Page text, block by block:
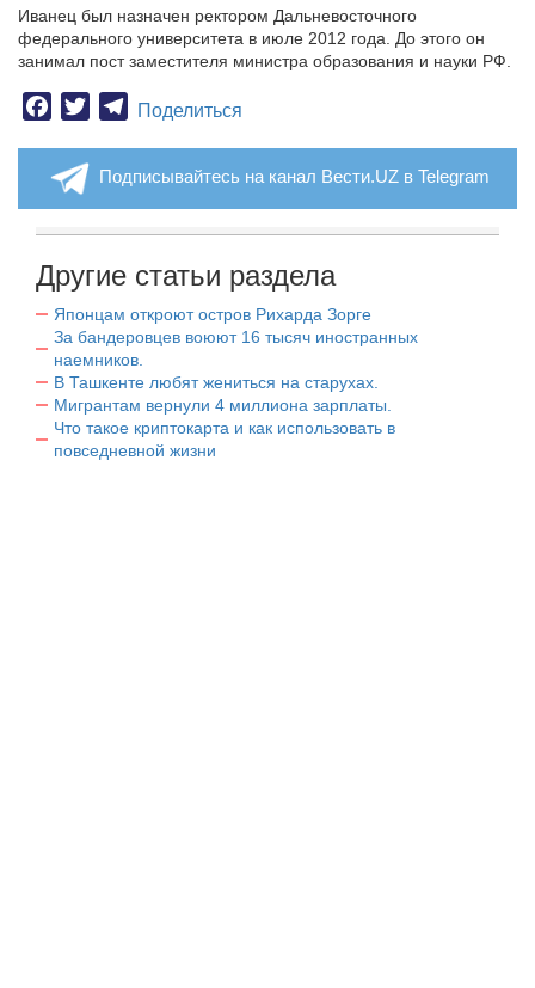
Иванец был назначен ректором Дальневосточного
федерального университета в июле 2012 года. До этого он
занимал пост заместителя министра образования и науки РФ.
Facebook
TwitterTelegram
Поделиться
Подписывайтесь на канал Вести.UZ в Telegram
Другие статьи раздела
Японцам откроют остров Рихарда Зорге
За бандеровцев воюют 16 тысяч иностранных
наемников.
В Ташкенте любят жениться на старухах.
Мигрантам вернули 4 миллиона зарплаты.
Что такое криптокарта и как использовать в
повседневной жизни